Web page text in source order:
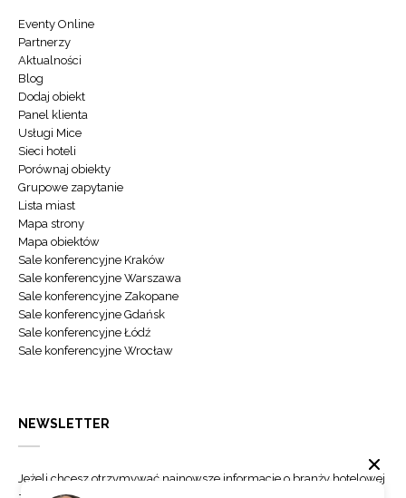
Eventy Online
Partnerzy
Aktualności
Blog
Dodaj obiekt
Panel klienta
Usługi Mice
Sieci hoteli
Porównaj obiekty
Grupowe zapytanie
Lista miast
Mapa strony
Mapa obiektów
Sale konferencyjne Kraków
Sale konferencyjne Warszawa
Sale konferencyjne Zakopane
Sale konferencyjne Gdańsk
Sale konferencyjne Łódź
Sale konferencyjne Wrocław
NEWSLETTER
Jeżeli chcesz otrzymywać najnowsze informacje o branży hotelowej